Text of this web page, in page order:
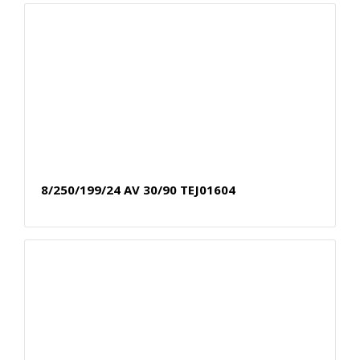
8/250/199/24 AV 30/90 TEJ01604